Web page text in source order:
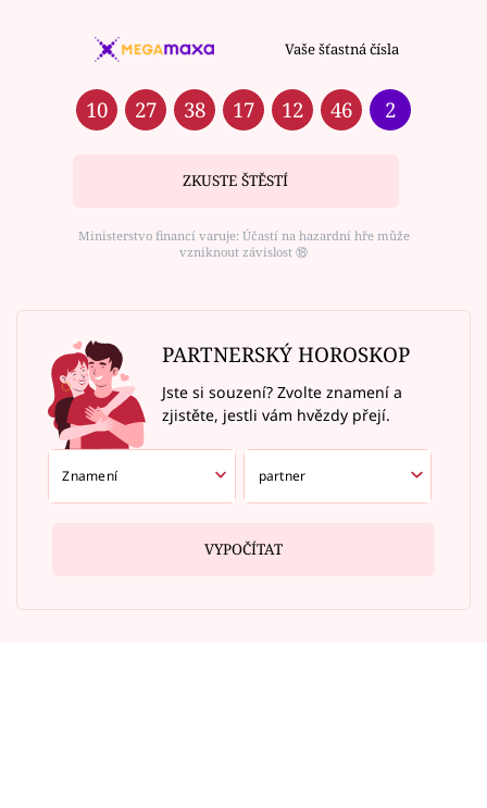
Vaše šťastná čísla
10 27 38 17 12 46 2
ZKUSTE ŠTĚSTÍ
Ministerstvo financí varuje: Účastí na hazardní hře může
vzniknout závislost ⑱
PARTNERSKÝ HOROSKOP
Jste si souzení? Zvolte znamení a
zjistěte, jestli vám hvězdy přejí.
VYPOČÍTAT